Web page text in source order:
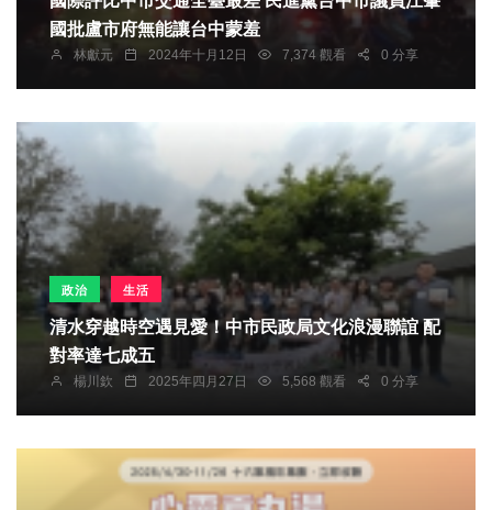
國批盧市府無能讓台中蒙羞
林獻元 2024年十月12日 7,374 觀看 0 分享
政治 生活
清水穿越時空遇見愛！中市民政局文化浪漫聯誼 配
對率達七成五
楊川欽 2025年四月27日 5,568 觀看 0 分享